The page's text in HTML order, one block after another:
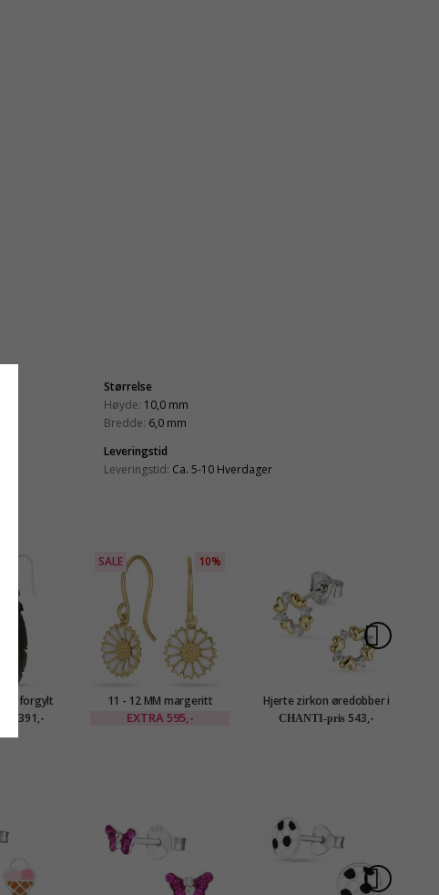
Størrelse
Høyde: 10,0 mm
Bredde: 6,0 mm
Leveringstid
Leveringstid: Ca. 5-10 Hverdager
i forgylt
sølv
1391,-
SALE 10%
11 - 12 MM margeritt
øredobber i forgylt sølv -
EXTRA 595,-
Hjerte zirkon øredobber i
forgylt sølv
CHANTI-pris 543,-